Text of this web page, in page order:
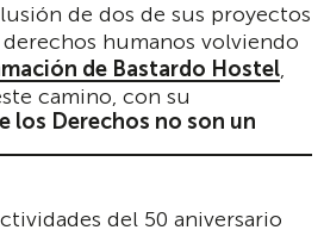
de dos de sus proyectos
humanos volviendo
de Bastardo Hostel,
camino, con su
los Derechos no son un
del 50 aniversario